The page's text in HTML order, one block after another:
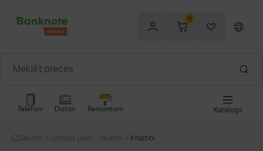
0
Telefoni Datori Remontam Katalogs
Sākums
Sudraba juvelier
Kuloni Krustiņi